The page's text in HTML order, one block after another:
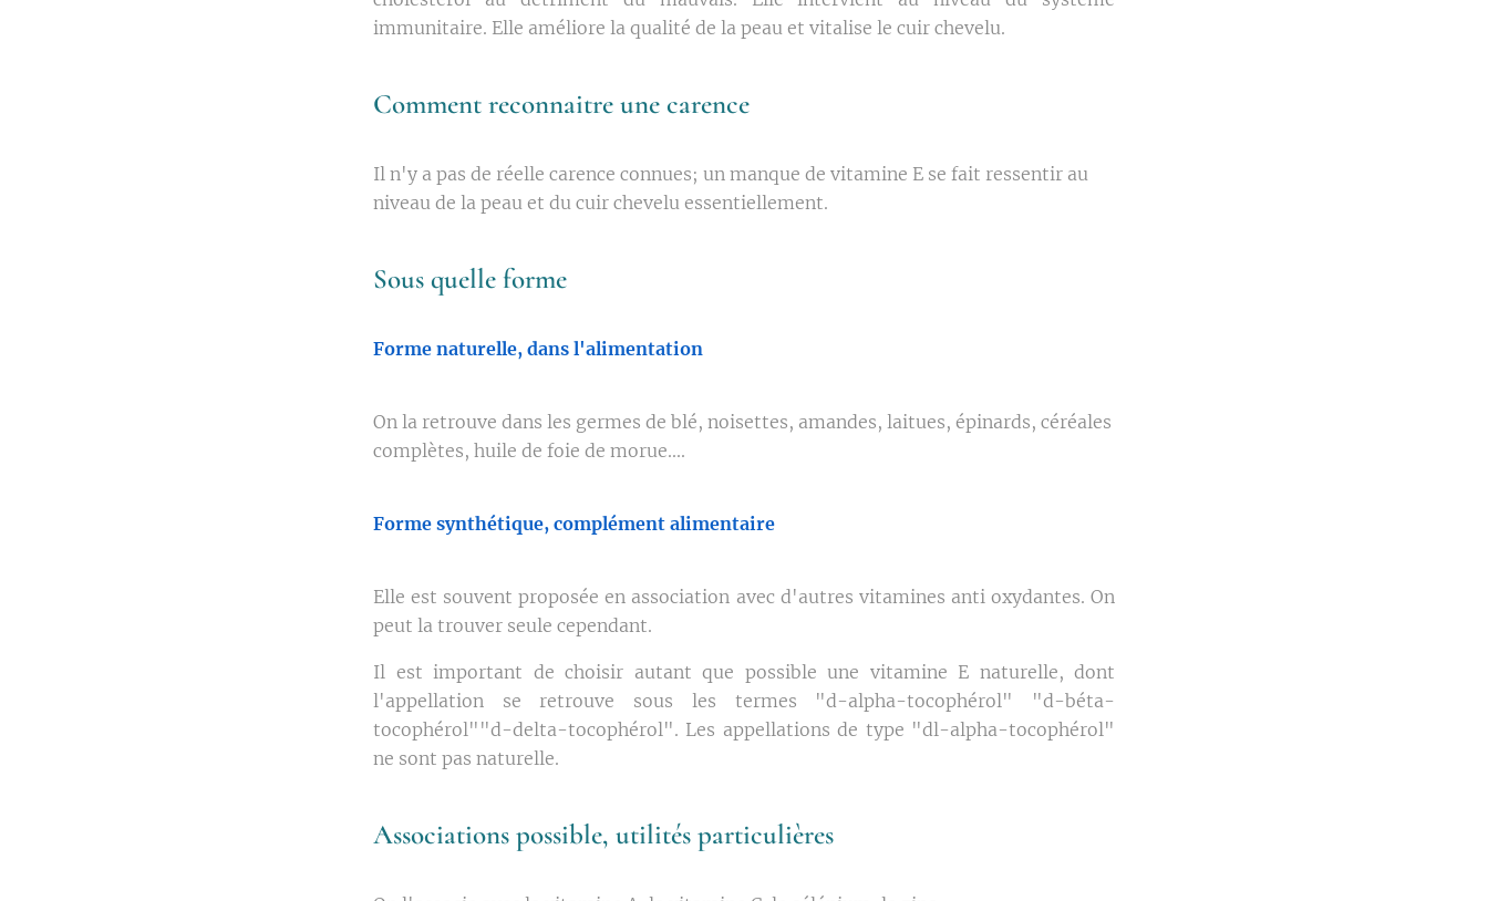
immunitaire. Elle améliore la qualité de la peau et vitalise le cuir chevelu.
Comment reconnaitre une carence
Il n'y a pas de réelle carence connues; un manque de vitamine E se fait ressentir au
niveau de la peau et du cuir chevelu essentiellement.
Sous quelle forme
Forme naturelle, dans l'alimentation
On la retrouve dans les germes de blé, noisettes, amandes, laitues, épinards, céréales
complètes, huile de foie de morue....
Forme synthétique, complément alimentaire
Elle est souvent proposée en association avec d'autres vitamines anti oxydantes. On
peut la trouver seule cependant.
Il est important de choisir autant que possible une vitamine E naturelle, dont
l'appellation se retrouve sous les termes "d-alpha-tocophérol" "d-béta-
tocophérol""d-delta-tocophérol". Les appellations de type "dl-alpha-tocophérol"
ne sont pas naturelle.
Associations possible, utilités particulières